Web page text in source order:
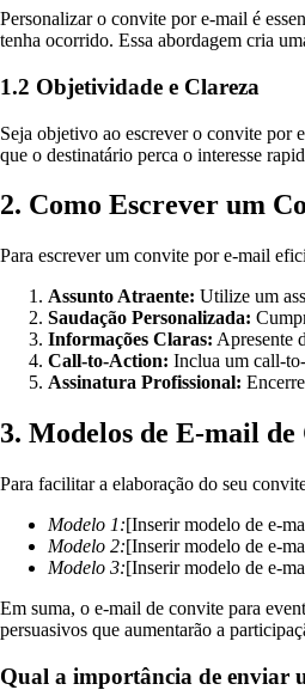
Personalizar o convite por e-mail é
tenha ocorrido. Essa abordagem cria
1.2 Objetividade e Clareza
Seja objetivo ao escrever o convite por
que o destinatário perca o interesse
2. Como Escrever um
Para escrever um convite por e-mail
Assunto Atraente: Utilize um
Saudação Personalizada:
Informações Claras: Apresente
Call-to-Action: Inclua um call-
Assinatura Profissional:
3. Modelos de E-mail
Para facilitar a elaboração do seu
Modelo 1:[Inserir modelo de e-
Modelo 2:[Inserir modelo de e-
Modelo 3:[Inserir modelo de e-
Em suma, o e-mail de convite para
persuasivos que aumentarão a
Qual a importância de enviar